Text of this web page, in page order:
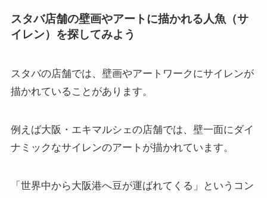
スタバ店舗の壁画やアートに描かれる人魚（サ
イレン）を探してみよう
スタバの店舗では、壁画やアートワークにサイレンが
描かれていることがあります。
例えば大阪・エキマルシェの店舗では、壁一面にダイ
ナミックなサイレンのアートが描かれています。
「世界中から大阪港へ豆が運ばれてくる」というコン